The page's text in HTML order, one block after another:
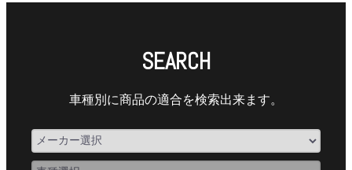
SEARCH
車種別に商品の適合を検索出来ます。